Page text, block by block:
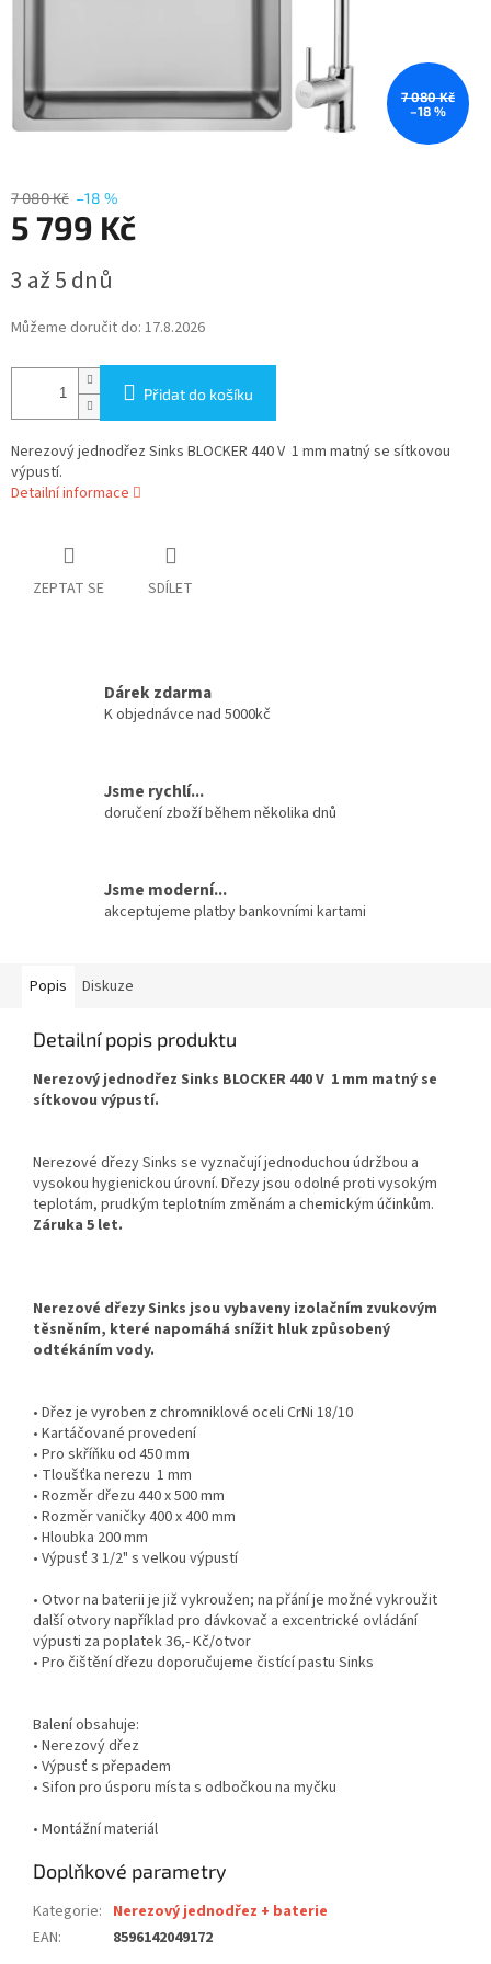
7 080 Kč
–18 %
7 080 Kč –18 %
5 799 Kč
cena:
3 až 5 dnů
Můžeme doručit do: 17.8.2026
Přidat do košíku
Nerezový jednodřez Sinks BLOCKER 440 V 1 mm matný se sítkovou
výpustí.
Detailní informace
ZEPTAT SE SDÍLET
Dárek zdarma
K objednávce nad 5000kč
Jsme rychlí...
doručení zboží během několika dnů
Jsme moderní...
akceptujeme platby bankovními kartami
Popis Diskuze
Detailní popis produktu
Nerezový jednodřez Sinks BLOCKER 440 V 1 mm matný se
sítkovou výpustí.
Nerezové dřezy Sinks se vyznačují jednoduchou údržbou a
vysokou hygienickou úrovní. Dřezy jsou odolné proti vysokým
teplotám, prudkým teplotním změnám a chemickým účinkům.
Záruka 5 let.
Nerezové dřezy Sinks jsou vybaveny izolačním zvukovým
těsněním, které napomáhá snížit hluk způsobený
odtékáním vody.
• Dřez je vyroben z chromniklové oceli CrNi 18/10
• Kartáčované provedení
• Pro skříňku od 450 mm
• Tloušťka nerezu 1 mm
• Rozměr dřezu 440 x 500 mm
• Rozměr vaničky 400 x 400 mm
• Hloubka 200 mm
• Výpusť 3 1/2" s velkou výpustí
• Otvor na baterii je již vykroužen; na přání je možné vykroužit
další otvory například pro dávkovač a excentrické ovládání
výpusti za poplatek 36,- Kč/otvor
• Pro čištění dřezu doporučujeme čistící pastu Sinks
Balení obsahuje:
• Nerezový dřez
• Výpusť s přepadem
• Sifon pro úsporu místa s odbočkou na myčku
• Montážní materiál
Doplňkové parametry
Kategorie: Nerezový jednodřez + baterie
EAN: 8596142049172